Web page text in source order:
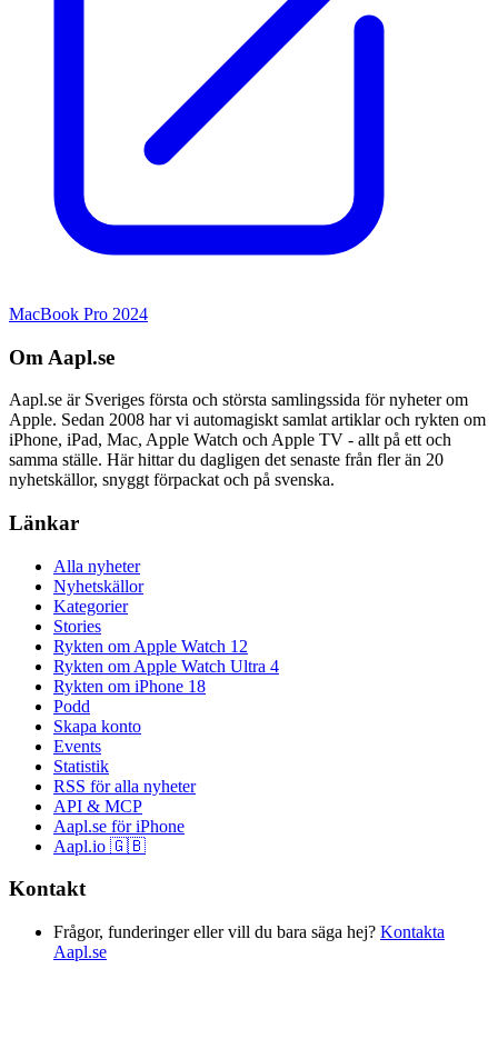
MacBook Pro 2024
Om Aapl.se
Aapl.se är Sveriges första och största samlingssida för nyheter om
Apple. Sedan 2008 har vi automagiskt samlat artiklar och rykten om
iPhone, iPad, Mac, Apple Watch och Apple TV - allt på ett och
samma ställe. Här hittar du dagligen det senaste från fler än 20
nyhetskällor, snyggt förpackat och på svenska.
Länkar
Alla nyheter
Nyhetskällor
Kategorier
Stories
Rykten om Apple Watch 12
Rykten om Apple Watch Ultra 4
Rykten om iPhone 18
Podd
Skapa konto
Events
Statistik
RSS för alla nyheter
API & MCP
Aapl.se för iPhone
Aapl.io 🇬🇧
Kontakt
Frågor, funderinger eller vill du bara säga hej? Kontakta
Aapl.se